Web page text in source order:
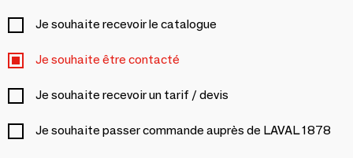
Je souhaite recevoir le catalogue
Je souhaite être contacté
Je souhaite recevoir un tarif / devis
Je souhaite passer commande auprès de LAVAL 1878